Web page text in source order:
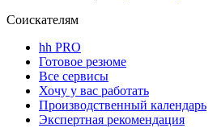
Соискателям
hh PRO
Готовое резюме
Все сервисы
Хочу у вас работать
Производственный календарь
Экспертная рекомендация